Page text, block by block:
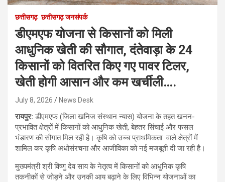
छत्तीसगढ़ छत्तीसगढ़ जनसंपर्क
डीएमएफ योजना से किसानों को मिली
आधुनिक खेती की सौगात, दंतेवाड़ा के 24
किसानों को वितरित किए गए पावर टिलर,
खेती होगी आसान और कम खर्चीली….
July 8, 2026 News Desk
रायपुर:डीएमएफ (जिला खनिज संस्थान न्यास) योजना के तहत खनन-
प्रभावित क्षेत्रों में किसानों को आधुनिक खेती, बेहतर सिंचाई और फसल
भंडारण की सौगात मिल रही है। कृषि को उच्च प्राथमिकता वाले क्षेत्रों में
शामिल कर कृषि अधोसंरचना और आजीविका को नई मजबूती दी जा रही है।
मुख्यमंत्री श्री विष्णु देव साय के नेतृत्व में किसानों को आधुनिक कृषि
तकनीकों से जोड़ने और उनकी आय बढ़ाने के लिए विभिन्न योजनाओं का